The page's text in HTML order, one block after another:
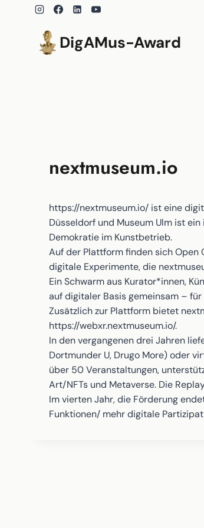
DigAMus-Award
nextmuseum.io
https://nextmuseum.io/ ist eine
Düsseldorf und Museum Ulm ist
Demokratie im Kunstbetrieb.
Auf der Plattform finden sich Open
digitale Experimente, die
Ein Schwarm aus Kurator*innen,
auf digitaler Basis gemeinsam –
Zusätzlich zur Plattform bietet
https://webxr.nextmuseum.io/.
In den vergangenen drei Jahren
Dortmunder U, Drugo More) oder
über 50 Veranstaltungen,
Art/NFTs und Metaverse. Die
Im vierten Jahr, die Förderung
Funktionen/ mehr digitale